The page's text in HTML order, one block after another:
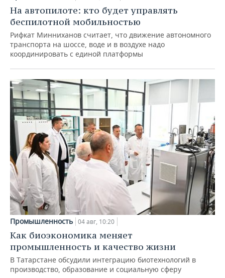
На автопилоте: кто будет управлять
беспилотной мобильностью
Рифкат Минниханов считает, что движение автономного
транспорта на шоссе, воде и в воздухе надо
координировать с единой платформы
Промышленность 04 авг, 10:20
Как биоэкономика меняет
промышленность и качество жизни
В Татарстане обсудили интеграцию биотехнологий в
производство, образование и социальную сферу